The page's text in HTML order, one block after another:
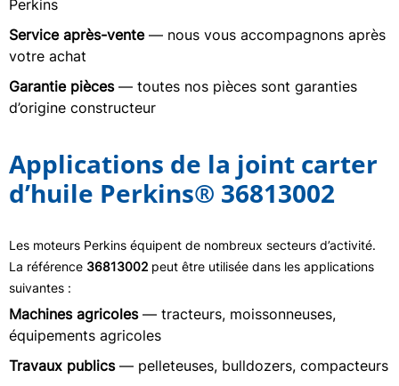
Perkins
Service après-vente— nous vous accompagnons après
votre achat
Garantie pièces— toutes nos pièces sont garanties
d’origine constructeur
Applications de la joint carter
d’huile Perkins® 36813002
Les moteurs Perkins équipent de nombreux secteurs d’activité.
La référence 36813002 peut être utilisée dans les applications
suivantes :
Machines agricoles— tracteurs, moissonneuses,
équipements agricoles
Travaux publics— pelleteuses, bulldozers, compacteurs